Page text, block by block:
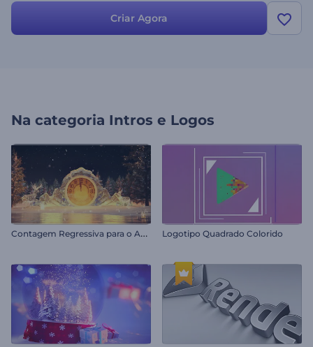
Criar Agora
Na categoria Intros e Logos
C
ontagem Regressiva para o Ano Novo Logotipo Quadrado Colorido